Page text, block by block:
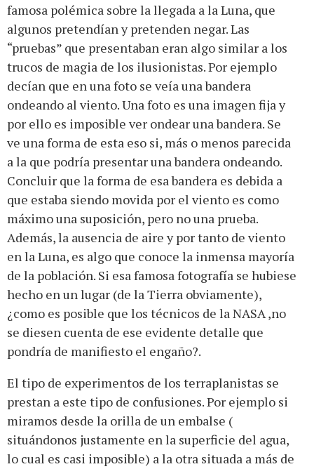
famosa polémica sobre la llegada a la Luna, que
algunos pretendían y pretenden negar. Las
“pruebas” que presentaban eran algo similar a los
trucos de magia de los ilusionistas. Por ejemplo
decían que en una foto se veía una bandera
ondeando al viento. Una foto es una imagen fija y
por ello es imposible ver ondear una bandera. Se
ve una forma de esta eso si, más o menos parecida
a la que podría presentar una bandera ondeando.
Concluir que la forma de esa bandera es debida a
que estaba siendo movida por el viento es como
máximo una suposición, pero no una prueba.
Además, la ausencia de aire y por tanto de viento
en la Luna, es algo que conoce la inmensa mayoría
de la población. Si esa famosa fotografía se hubiese
hecho en un lugar (de la Tierra obviamente),
¿como es posible que los técnicos de la NASA ,no
se diesen cuenta de ese evidente detalle que
pondría de manifiesto el engaño?.
El tipo de experimentos de los terraplanistas se
prestan a este tipo de confusiones. Por ejemplo si
miramos desde la orilla de un embalse (
situándonos justamente en la superficie del agua,
lo cual es casi imposible) a la otra situada a más de